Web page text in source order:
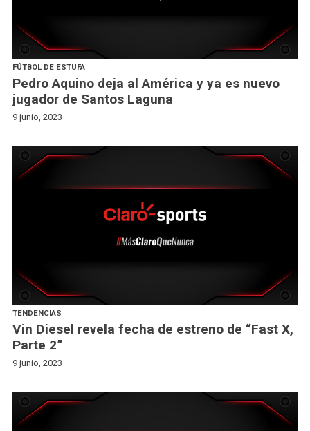
FÚTBOL DE ESTUFA
Pedro Aquino deja al América y ya es nuevo
jugador de Santos Laguna
9 junio, 2023
TENDENCIAS
Vin Diesel revela fecha de estreno de “Fast X,
Parte 2”
9 junio, 2023